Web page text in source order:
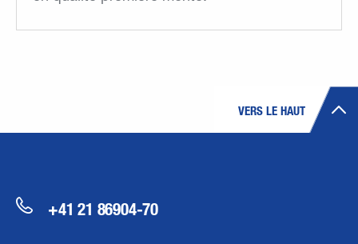
VERS LE HAUT
+41 21 86904-70